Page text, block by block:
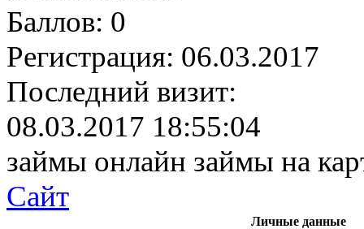
Баллов: 0
Регистрация: 06.03.2017
Последний визит:
08.03.2017 18:55:04
займы онлайн займы на
Сайт
Личные данные